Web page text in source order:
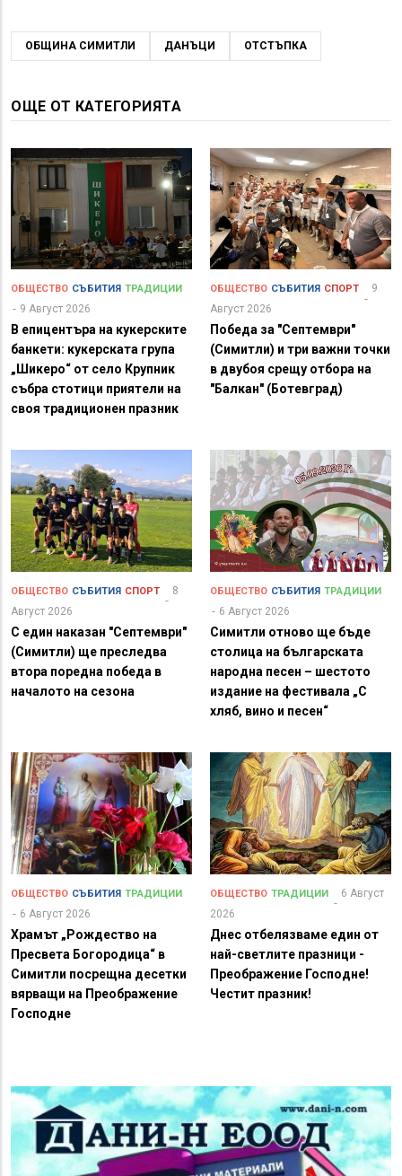
ОБЩИНА СИМИТЛИ ДАНЪЦИ ОТСТЪПКА
ОЩЕ ОТ КАТЕГОРИЯТА
ОБЩЕСТВО СЪБИТИЯ ТРАДИЦИИ
9 Август 2026
В епицентъра на кукерските
банкети: кукерската група
„Шикеро“ от село Крупник
събра стотици приятели на
своя традиционен празник
ОБЩЕСТВО СЪБИТИЯ СПОРТ
9
Август 2026
Победа за "Септември"
(Симитли) и три важни точки
в двубоя срещу отбора на
"Балкан" (Ботевград)
ОБЩЕСТВО СЪБИТИЯ СПОРТ
8
Август 2026
С един наказан "Септември"
(Симитли) ще преследва
втора поредна победа в
началото на сезона
ОБЩЕСТВО СЪБИТИЯ ТРАДИЦИИ
6 Август 2026
Симитли отново ще бъде
столица на българската
народна песен – шестото
издание на фестивала „С
хляб, вино и песен“
ОБЩЕСТВО СЪБИТИЯ ТРАДИЦИИ
6 Август 2026
Храмът „Рождество на
Пресвета Богородица“ в
Симитли посрещна десетки
вярващи на Преображение
Господне
ОБЩЕСТВО ТРАДИЦИИ
6 Август
2026
Днес отбелязваме един от
най-светлите празници -
Преображение Господне!
Честит празник!